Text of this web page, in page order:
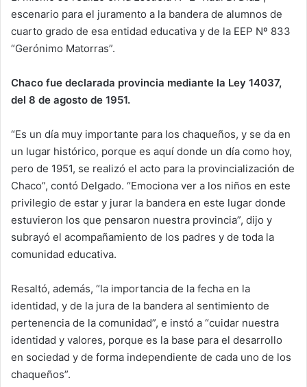
escenario para el juramento a la bandera de alumnos de
cuarto grado de esa entidad educativa y de la EEP Nº 833
“Gerónimo Matorras”.
Chaco fue declarada provincia mediante la Ley 14037,
del 8 de agosto de 1951.
“Es un día muy importante para los chaqueños, y se da en
un lugar histórico, porque es aquí donde un día como hoy,
pero de 1951, se realizó el acto para la provincialización de
Chaco”, contó Delgado. “Emociona ver a los niños en este
privilegio de estar y jurar la bandera en este lugar donde
estuvieron los que pensaron nuestra provincia”, dijo y
subrayó el acompañamiento de los padres y de toda la
comunidad educativa.
Resaltó, además, “la importancia de la fecha en la
identidad, y de la jura de la bandera al sentimiento de
pertenencia de la comunidad”, e instó a “cuidar nuestra
identidad y valores, porque es la base para el desarrollo
en sociedad y de forma independiente de cada uno de los
chaqueños”.